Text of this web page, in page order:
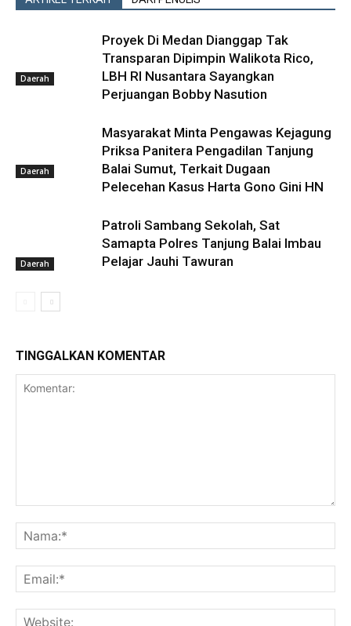
Daerah
Proyek Di Medan Dianggap Tak
Transparan Dipimpin Walikota Rico,
LBH RI Nusantara Sayangkan
Perjuangan Bobby Nasution
Daerah
Masyarakat Minta Pengawas Kejagung
Priksa Panitera Pengadilan Tanjung
Balai Sumut, Terkait Dugaan
Pelecehan Kasus Harta Gono Gini HN
Daerah
Patroli Sambang Sekolah, Sat
Samapta Polres Tanjung Balai Imbau
Pelajar Jauhi Tawuran
TINGGALKAN KOMENTAR